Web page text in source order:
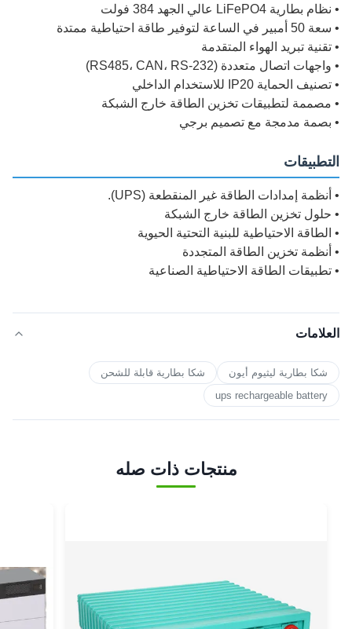
• نظام بطارية LiFePO4 عالي الجهد 384 فولت
• سعة 50 أمبير في الساعة لتوفير طاقة احتياطية ممتدة
• تقنية تبريد الهواء المتقدمة
• واجهات اتصال متعددة (RS485، CAN، RS-232)
• تصنيف الحماية IP20 للاستخدام الداخلي
• مصممة لتطبيقات تخزين الطاقة خارج الشبكة
• بصمة مدمجة مع تصميم برجي
التطبيقات
• أنظمة إمدادات الطاقة غير المنقطعة (UPS).
• حلول تخزين الطاقة خارج الشبكة
• الطاقة الاحتياطية للبنية التحتية الحيوية
• أنظمة تخزين الطاقة المتجددة
• تطبيقات الطاقة الاحتياطية الصناعية
العلامات
شكا بطارية ليثيوم أيون
شكا بطارية قابلة للشحن
ups rechargeable battery
منتجات ذات صله